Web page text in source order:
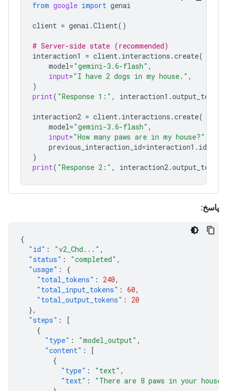
from google import genai
client = genai.Client
# Server-side state (recommended)
interaction1 = client.interactions.create
model="gemini-3.6-flash"
input ="I have 2 dogs in my house."
print("Response 1:" , interaction1.output_text
interaction2 = client.interactions.create
model="gemini-3.6-flash"
input="How many paws are in my house?"
previous_interaction_id=interaction1.
print("Response 2:" , interaction2.output_text
پاسخ:
"id"
: "v2_Chd..."
"status"
: "completed"
"usage"
:
"total_tokens"
: 240
"total_input_tokens" : 60
"total_output_tokens"
:
"steps"
:
"type"
: "model_output"
"content"
:
"type"
: "text"
"text"
: "There are 8 paws in your